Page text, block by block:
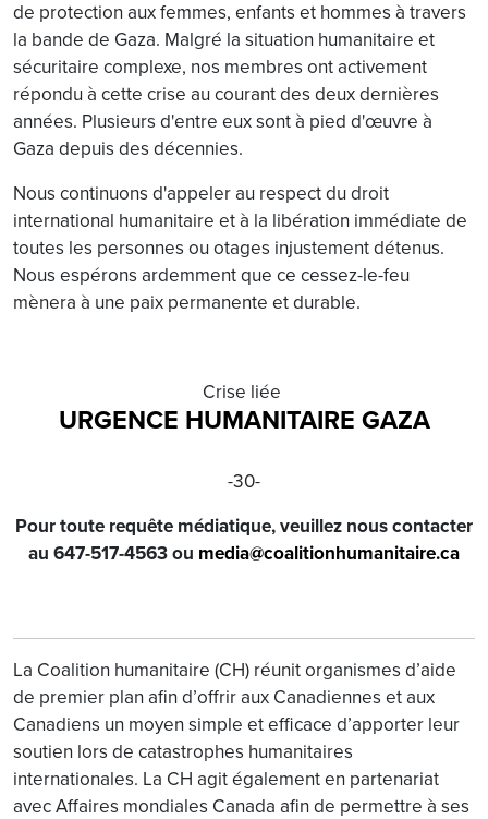
de protection aux femmes, enfants et hommes à travers
la bande de Gaza. Malgré la situation humanitaire et
sécuritaire complexe, nos membres ont activement
répondu à cette crise au courant des deux dernières
années. Plusieurs d'entre eux sont à pied d'œuvre à
Gaza depuis des décennies.
Nous continuons d'appeler au respect du droit
international humanitaire et à la libération immédiate de
toutes les personnes ou otages injustement détenus.
Nous espérons ardemment que ce cessez-le-feu
mènera à une paix permanente et durable.
Crise liée
URGENCE HUMANITAIRE GAZA
-30-
Pour toute requête médiatique, veuillez nous contacter
au 647-517-4563ou media@coalitionhumanitaire.ca
La Coalition humanitaire (CH) réunit organismes d’aide
de premier plan afin d’offrir aux Canadiennes et aux
Canadiens un moyen simple et efficace d’apporter leur
soutien lors de catastrophes humanitaires
internationales. La CH agit également en partenariat
avec Affaires mondiales Canada afin de permettre à ses